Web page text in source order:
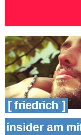
[ friedrich ]
insider am